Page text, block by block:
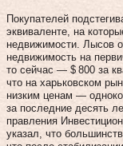
Покупателей
эквиваленте, на
недвижимости. Лысов
недвижимость на
то сейчас — $ 800 за
что на харьковском
низким ценам —
за последние десять
правления
указал, что